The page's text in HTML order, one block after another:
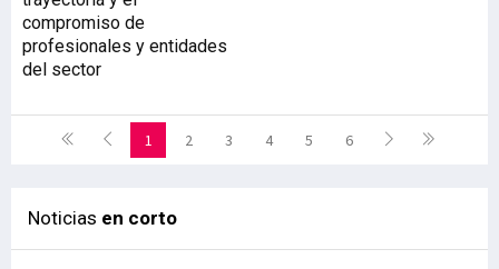
compromiso de
profesionales y entidades
del sector
1 2 3 4 5 6
Noticias en corto